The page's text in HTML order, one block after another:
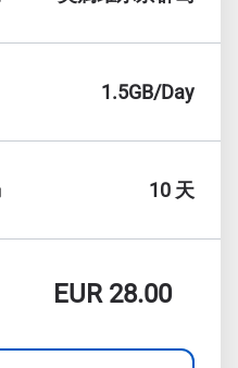
1.5GB/Day
10 天
EUR28.00